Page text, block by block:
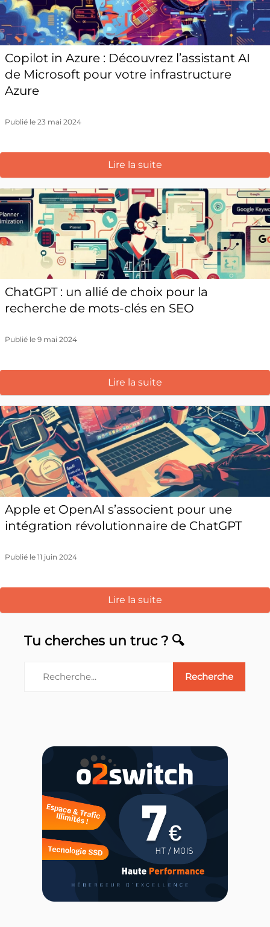
Copilot in Azure : Découvrez l’assistant AI
de Microsoft pour votre infrastructure
Azure
Publié le 23 mai 2024
Lire la suite
ChatGPT : un allié de choix pour la
recherche de mots-clés en SEO
Publié le 9 mai 2024
Lire la suite
Apple et OpenAI s’associent pour une
intégration révolutionnaire de ChatGPT
Publié le 11 juin 2024
Lire la suite
Tu cherches un truc ? 🔍